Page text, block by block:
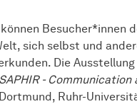
Besucher*innen
sich selbst und
Die
SAPHIR -
Ruhr-